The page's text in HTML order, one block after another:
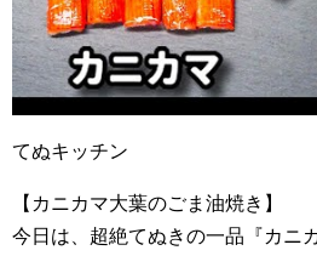
てぬキッチン
【カニカマ大葉のごま油焼き】
今日は、超絶てぬきの一品『カニ